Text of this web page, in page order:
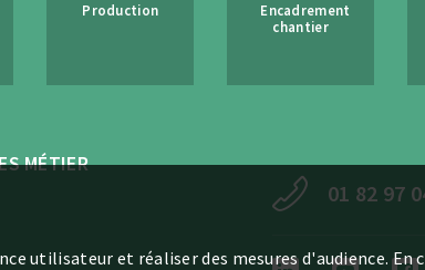
Production
Encadrement
chantier
MÉTIER
01 82 97
utilisateur et réaliser des mesures d'audience. En